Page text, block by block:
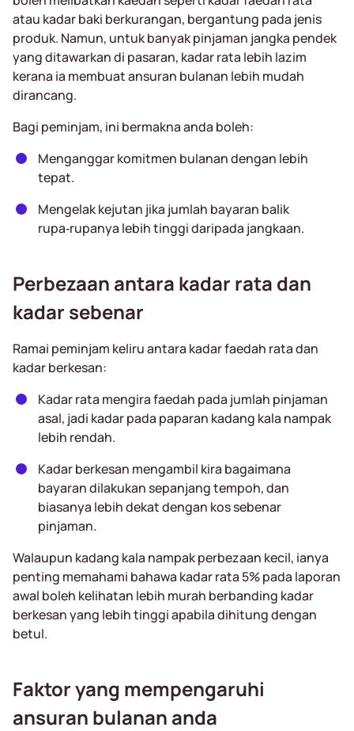
atau kadar baki berkurangan, bergantung pada jenis
produk. Namun, untuk banyak pinjaman jangka pendek
yang ditawarkan di pasaran, kadar rata lebih lazim
kerana ia membuat ansuran bulanan lebih mudah
dirancang.
Bagi peminjam, ini bermakna anda boleh:
Menganggar komitmen bulanan dengan lebih
tepat.
Mengelak kejutan jika jumlah bayaran balik
rupa‑rupanya lebih tinggi daripada jangkaan.
Perbezaan antara kadar rata dan
kadar sebenar
Ramai peminjam keliru antara kadar faedah rata dan
kadar berkesan:
Kadar rata mengira faedah pada jumlah pinjaman
asal, jadi kadar pada paparan kadang kala nampak
lebih rendah.
Kadar berkesan mengambil kira bagaimana
bayaran dilakukan sepanjang tempoh, dan
biasanya lebih dekat dengan kos sebenar
pinjaman.
Walaupun kadang kala nampak perbezaan kecil, ianya
penting memahami bahawa kadar rata 5% pada laporan
awal boleh kelihatan lebih murah berbanding kadar
berkesan yang lebih tinggi apabila dihitung dengan
betul.
Faktor yang mempengaruhi
ansuran bulanan anda